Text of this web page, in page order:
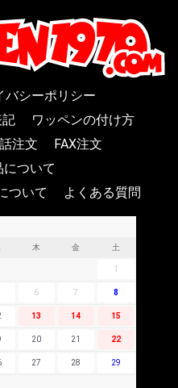
バシーポリシー
ワッペンの付け方
注文
FAX注文
ついて
ついて
よくある質問
木 金 土
1
6 7 8
13 14 15
20 21 22
27 28 29